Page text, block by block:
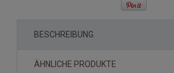
BESCHREIBUNG
ÄHNLICHE PRODUKTE